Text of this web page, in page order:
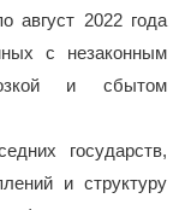
август 2022 года
с незаконным
и сбытом
государств,
и структуру